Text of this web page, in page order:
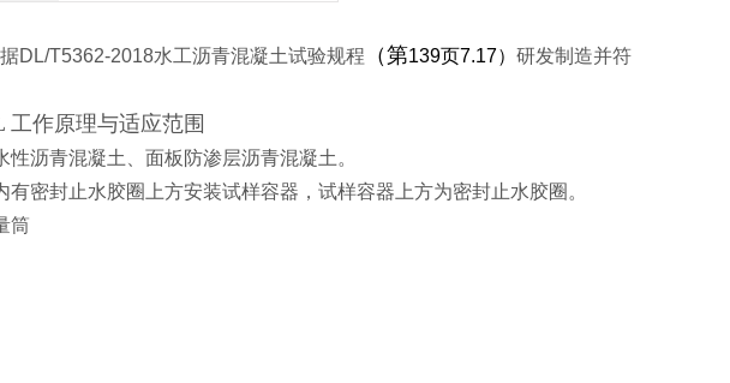
DL/T5362-2018水工沥青混凝土试验规程 （第139页7.17） 研发制造并符
工作原理与适应范围
沥青混凝土、面板防渗层沥青混凝土。
密封止水胶圈上方安装试样容器，试样容器上方为密封止水胶圈。
筒